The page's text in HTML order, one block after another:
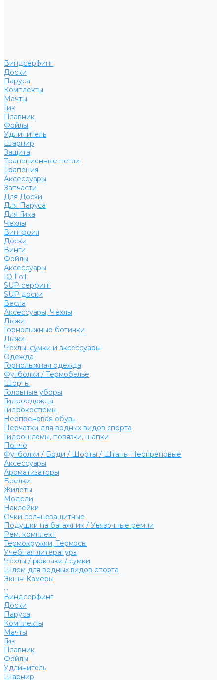
Виндсерфинг
Доски
Паруса
Комплекты
Мачты
Гик
Плавник
Фойлы
Удлинитель
Шарнир
Защита
Трапеционные петли
Трапеция
Аксессуары
Запчасти
Для Доски
Для Паруса
Для Гика
Чехлы
Вингфоил
Доски
Винги
Фойлы
Аксессуары
IQ Foil
SUP серфинг
SUP доски
Весла
Аксессуары, Чехлы
Лыжи
Горнолыжные ботинки
Лыжи
Чехлы, сумки и аксессуары
Одежда
Горнолыжная одежда
Футболки / Термобелье
Шорты
Головные уборы
Гидроодежда
Гидрокостюмы
Неопреновая обувь
Перчатки для водных видов спорта
Гидрошлемы, повязки, шапки
Пончо
Футболки / Боди / Шорты / Штаны Неопреновые
Аксессуары
Ароматизаторы
Брелки
Жилеты
Модели
Наклейки
Очки солнцезащитные
Подушки на багажник / Увязочные ремни
Рем. комплект
Термокружки, Термосы
Учебная литература
Чехлы / рюкзаки / сумки
Шлем для водных видов спорта
Экшн-Камеры
...
Виндсерфинг
Доски
Паруса
Комплекты
Мачты
Гик
Плавник
Фойлы
Удлинитель
Шарнир